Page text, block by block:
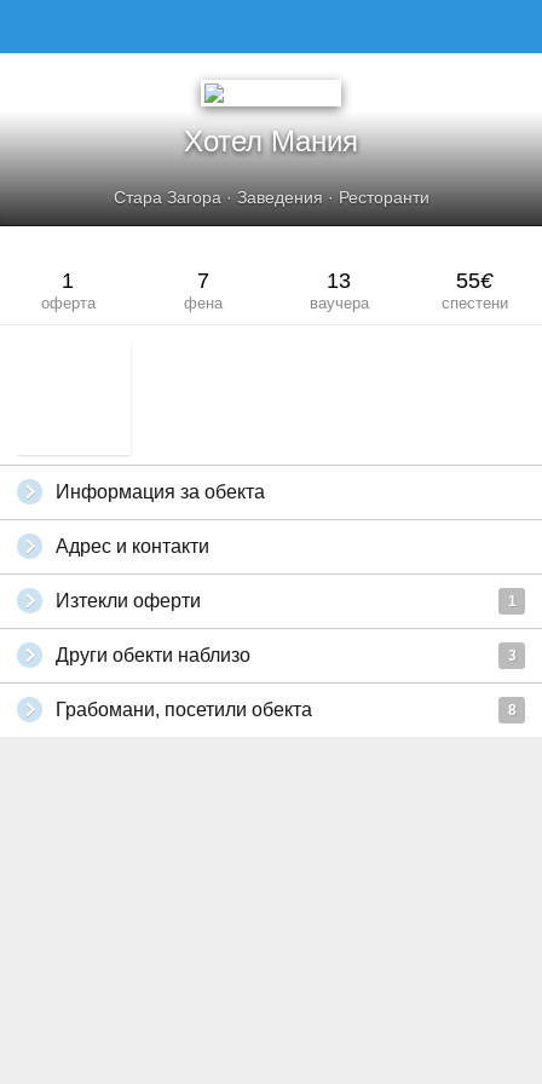
Хотел Мания
Стара Загора· Заведения· Ресторанти
1
оферта
7
фена
13
ваучера
55€
спестени
Информация за обекта
Адрес и контакти
Изтекли оферти 1
Други обекти наблизо 3
Грабомани, посетили обекта 8